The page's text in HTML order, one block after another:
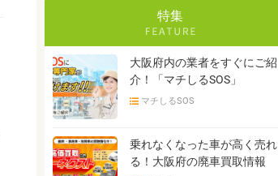
特集
大阪府内の業者をすぐにご紹
介！「マチしるSOS」
マチしるSOS
乗れなくなった車が高く売れ
る！大阪府の廃車買取情報